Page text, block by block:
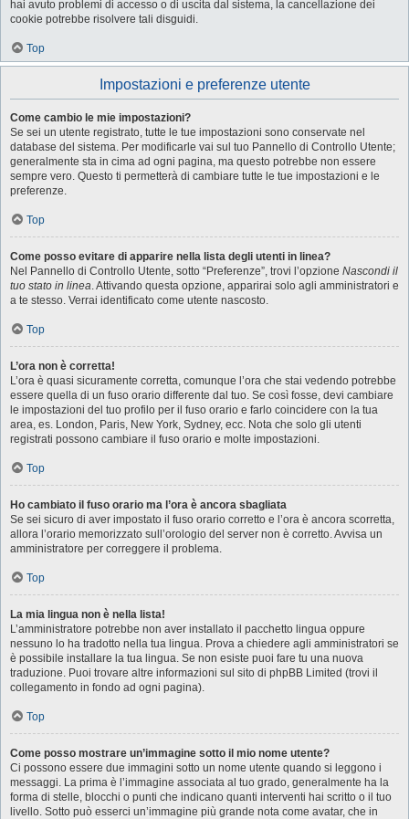
hai avuto problemi di accesso o di uscita dal sistema, la cancellazione dei
cookie potrebbe risolvere tali disguidi.
Top
Impostazioni e preferenze utente
Come cambio le mie impostazioni?
Se sei un utente registrato, tutte le tue impostazioni sono conservate nel
database del sistema. Per modificarle vai sul tuo Pannello di Controllo Utente;
generalmente sta in cima ad ogni pagina, ma questo potrebbe non essere
sempre vero. Questo ti permetterà di cambiare tutte le tue impostazioni e le
preferenze.
Top
Come posso evitare di apparire nella lista degli utenti in linea?
Nel Pannello di Controllo Utente, sotto “Preferenze”, trovi l’opzione Nascondi il
tuo stato in linea. Attivando questa opzione, apparirai solo agli amministratori e
a te stesso. Verrai identificato come utente nascosto.
Top
L’ora non è corretta!
L’ora è quasi sicuramente corretta, comunque l’ora che stai vedendo potrebbe
essere quella di un fuso orario differente dal tuo. Se così fosse, devi cambiare
le impostazioni del tuo profilo per il fuso orario e farlo coincidere con la tua
area, es. London, Paris, New York, Sydney, ecc. Nota che solo gli utenti
registrati possono cambiare il fuso orario e molte impostazioni.
Top
Ho cambiato il fuso orario ma l’ora è ancora sbagliata
Se sei sicuro di aver impostato il fuso orario corretto e l’ora è ancora scorretta,
allora l’orario memorizzato sull’orologio del server non è corretto. Avvisa un
amministratore per correggere il problema.
Top
La mia lingua non è nella lista!
L’amministratore potrebbe non aver installato il pacchetto lingua oppure
nessuno lo ha tradotto nella tua lingua. Prova a chiedere agli amministratori se
è possibile installare la tua lingua. Se non esiste puoi fare tu una nuova
traduzione. Puoi trovare altre informazioni sul sito di phpBB Limited (trovi il
collegamento in fondo ad ogni pagina).
Top
Come posso mostrare un’immagine sotto il mio nome utente?
Ci possono essere due immagini sotto un nome utente quando si leggono i
messaggi. La prima è l’immagine associata al tuo grado, generalmente ha la
forma di stelle, blocchi o punti che indicano quanti interventi hai scritto o il tuo
livello. Sotto può esserci un’immagine più grande nota come avatar, che in